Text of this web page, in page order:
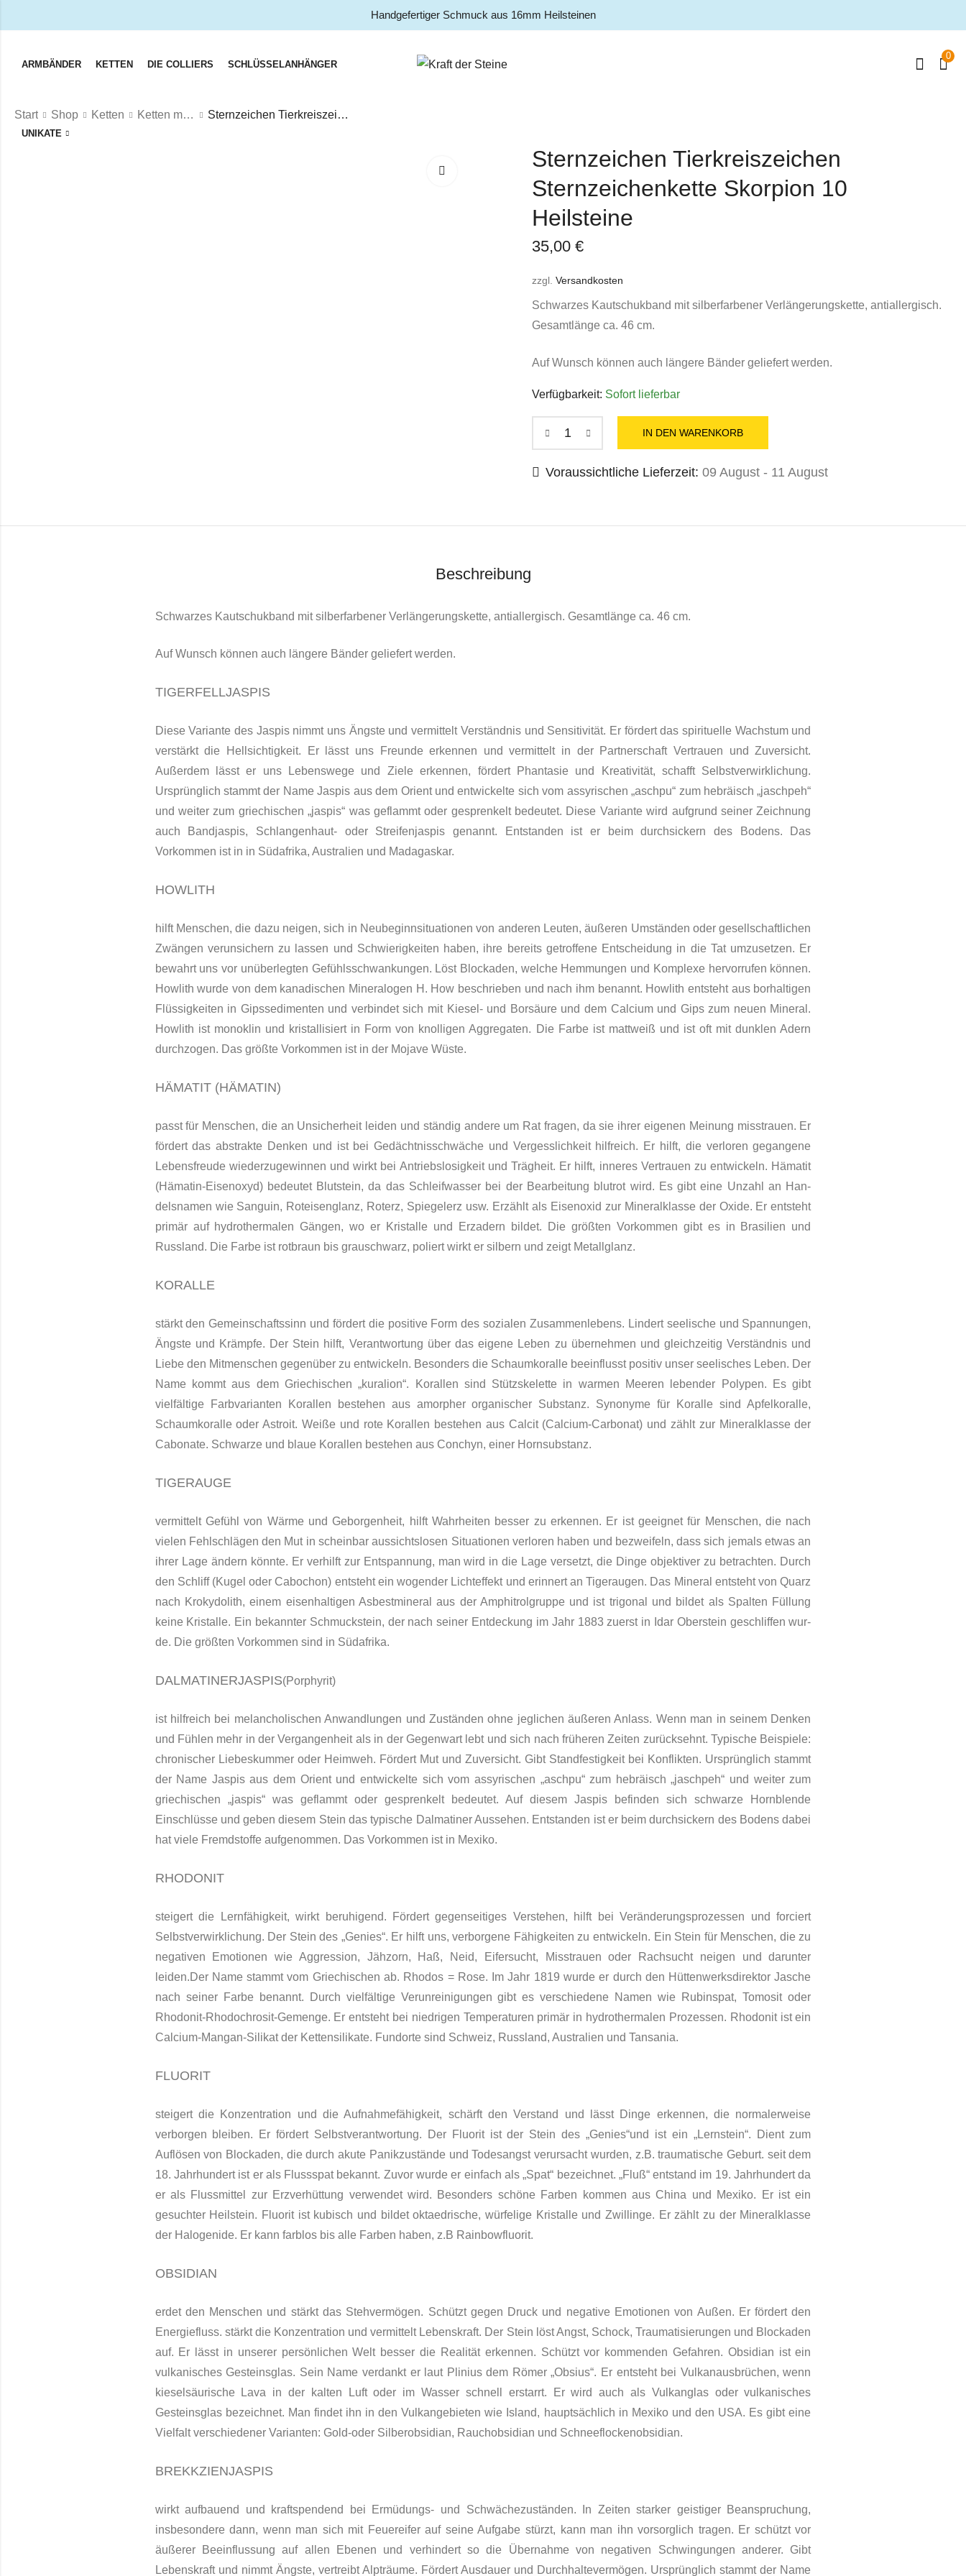
Handgefertiger Schmuck aus 16mm Heilsteinen
ARMBÄNDER KETTEN DIE COLLIERS SCHLÜSSELANHÄNGER
UNIKATE
0
Start Shop Ketten Ketten mit 10 Heilsteinen Sternzeichen Tierkreiszeichen Sternzeichenkette Skorpion 10 Heilsteine
Sternzeichen Tierkreiszeichen
Sternzeichenkette Skorpion 10
Heilsteine
35,00 €
zzgl. Versandkosten
Schwarzes Kautschukband mit silberfarbener Verlängerungskette, antiallergisch.
Gesamtlänge ca. 46 cm.
Auf Wunsch können auch längere Bänder geliefert werden.
Verfügbarkeit: Sofort lieferbar
IN DEN WARENKORB
Voraussichtliche Lieferzeit: 09 August - 11 August
Beschreibung
Schwarzes Kautschukband mit silberfarbener Verlängerungskette, antiallergisch. Gesamtlänge ca. 46 cm.
Auf Wunsch können auch längere Bänder geliefert werden.
TIGERFELLJASPIS
Diese Variante des Jaspis nimmt uns Ängste und vermittelt Verständnis und Sensitivität. Er fördert das spirituelle Wachstum und
verstärkt die Hellsichtigkeit. Er lässt uns Freunde erkennen und vermittelt in der Partnerschaft Vertrauen und Zuversicht.
Außerdem lässt er uns Lebenswege und Ziele erkennen, fördert Phantasie und Kreativität, schafft Selbstverwirklichung.
Ursprünglich stammt der Name Jaspis aus dem Orient und entwickelte sich vom assyrischen „aschpu“ zum hebräisch „jaschpeh“
und weiter zum griechischen „jaspis“ was geflammt oder gesprenkelt be­deutet. Diese Variante wird auf­grund seiner Zeichnung
auch Bandjaspis, Schlangenhaut- oder Strei­fenjaspis ge­nannt. Entstanden ist er beim durchsi­ckern des Bodens. Das
Vorkommen ist in in Süd­afrika, Australien und Madagaskar.
HOWLITH
hilft Menschen, die dazu neigen, sich in Neubeginnsituationen von anderen Leuten, äußeren Umständen oder gesellschaftlichen
Zwängen verunsichern zu lassen und Schwierigkeiten haben, ihre bereits getroffene Entscheidung in die Tat umzusetzen. Er
bewahrt uns vor unüberlegten Gefühlsschwankungen. Löst Blockaden, welche Hemmungen und Komplexe hervorrufen können.
Howlithwurde von dem kanadischen Mineralogen H. How beschrieben und nach ihm benannt. Howlith entsteht aus borhaltigen
Flüssigkeiten in Gipssedimenten und verbindet sich mit Kiesel- und Borsäure und dem Calcium und Gips zum neuen Mineral.
Howlith ist monoklin und kristallisiert in Form von knolligen Ag­gregaten. Die Farbe ist mattweiß und ist oft mit dunklen Adern
durchzogen. Das größte Vorkommen ist in der Mojave Wüste.
HÄMATIT (HÄMATIN)
passt für Menschen, die an Unsicherheit leiden und ständig andere um Rat fragen, da sie ihrer eigenen Meinung misstrauen. Er
fördert das abstrakte Denken und ist bei Gedächtnisschwäche und Vergesslichkeit hilfreich. Er hilft, die verloren gegangene
Lebensfreude wiederzugewinnen und wirkt bei Antriebslosigkeit und Trägheit. Er hilft, inneres Vertrauen zu entwickeln. Hämatit
(Hämatin-Eisenoxyd) bedeutet Blutstein, da das Schleifwasser bei der Bearbeitung blutrot wird. Es gibt eine Unzahl an Han­
delsnamen wie Sanguin, Roteisenglanz, Roterz, Spiegelerz usw. Erzählt als Eisenoxid zur Mine­ralklasse der Oxide. Er entsteht
pri­mär auf hydrothermalen Gängen, wo er Kristalle und Erzadern bildet. Die größ­ten Vorkommen gibt es in Brasilien und
Russland. Die Farbe ist rotbraun bis grauschwarz, poliert wirkt er silbern und zeigt Metallglanz.
KORALLE
stärkt den Gemeinschaftssinn und fördert die positive Form des sozialen Zusammenlebens. Lindert seelische und Spannungen,
Ängste und Krämpfe. Der Stein hilft, Verantwortung über das eigene Leben zu übernehmen und gleichzeitig Verständnis und
Liebe den Mitmenschen gegenüber zu entwickeln. Besonders die Schaumkoralle beeinflusst positiv unser seelisches Leben. Der
Name kommt aus dem Griechischen „kuralion“. Korallen sind Stützskelette in warmen Meeren le­bender Polypen. Es gibt
vielfältige Farbvarianten Korallen bestehen aus amorpher organischer Sub­stanz. Synonyme für Koralle sind Apfelkoralle,
Schaumkoralle oder Astroit. Weiße und rote Korallen bestehen aus Calcit (Calcium-Carbonat) und zählt zur Mineralklasse der
Cabonate. Schwarze und blaue Korallen bestehen aus Conchyn, einer Hornsubstanz.
TIGERAUGE
vermittelt Gefühl von Wärme und Geborgenheit, hilft Wahrheiten besser zu erkennen. Er ist geeignet für Menschen, die nach
vielen Fehlschlägen den Mut in scheinbar aussichtslosen Situationen verloren haben und bezweifeln, dass sich jemals etwas an
ihrer Lage ändern könnte. Er verhilft zur Entspannung, man wird in die Lage versetzt, die Dinge objektiver zu betrachten. Durch
den Schliff (Kugel oder Cabochon) entsteht ein wogender Lichteffekt und erinnert an Tige­raugen. Das Mineral entsteht von Quarz
nach Krokydolith, einem eisenhaltigen Asbestmineral aus der Amphitrol­gruppe und ist trigonal und bildet als Spalten Füllung
keine Kristalle. Ein bekannter Schmuckstein, der nach seiner Entdeckung im Jahr 1883 zuerst in Idar Oberstein geschliffen wur­
de. Die größten Vorkommen sind in Südafrika.
DALMATINERJASPIS(Porphyrit)
ist hilfreich bei melancholischen Anwandlungen und Zuständen ohne jeglichen äußeren Anlass. Wenn man in seinem Denken
und Fühlen mehr in der Vergangenheit als in der Gegenwart lebt und sich nach früheren Zeiten zurücksehnt. Typische Beispiele:
chronischer Liebeskummer oder Heimweh. Fördert Mut und Zuversicht. Gibt Standfestigkeit bei Konflikten. Ursprünglich stammt
der Name Jaspis aus dem Orient und entwickelte sich vom assyrischen „aschpu“ zum hebräisch „jaschpeh“ und weiter zum
griechischen „jaspis“ was geflammt oder gesprenkelt be­deutet. Auf diesem Jaspis befinden sich schwarze Hornblende
Einschlüsse und geben diesem Stein das typische Dalmatiner Aussehen. Entstanden ist er beim durchsi­ckern des Bodens dabei
hat viele Fremdstoffe aufge­nommen. Das Vorkommen ist in Mexiko.
RHODONIT
steigert die Lernfähigkeit, wirkt beruhigend. Fördert gegenseitiges Verstehen, hilft bei Veränderungsprozessen und forciert
Selbstverwirklichung. Der Stein des „Genies“. Er hilft uns, verborgene Fähigkeiten zu entwickeln. Ein Stein für Menschen, die zu
negativen Emotionen wie Aggression, Jähzorn, Haß, Neid, Eifersucht, Misstrauen oder Rachsucht neigen und darunter
leiden.Der Name stammt vom Griechischen ab. Rhodos = Rose. Im Jahr 1819 wurde er durch den Hüttenwerks­direktor Ja­sche
nach seiner Farbe benannt. Durch vielfältige Verunreinigungen gibt es ver­schiedene Na­men wie Rubinspat, To­mosit oder
Rhodonit-Rhodochrosit-Gemenge. Er entsteht bei niedrigen Temperatu­ren primär in hydrothermalen Pro­zessen. Rhodonit ist ein
Calcium-Mangan-Sili­kat der Kettensilikate. Fundorte sind Schweiz, Russland, Australien und Tansania.
FLUORIT
steigert die Konzentration und die Aufnahmefähigkeit, schärft den Verstand und lässt Dinge erkennen, die normalerweise
verborgen bleiben. Er fördert Selbstverantwortung. Der Fluorit ist der Stein des „Genies“und ist ein „Lernstein“. Dient zum
Auflösen von Blockaden, die durch akute Panikzustände und Todesangst verursacht wurden, z.B. traumatische Geburt. seit dem
18. Jahrhundert ist er als Flussspat bekannt. Zuvor wurde er einfach als „Spat“ bezeichnet. „Fluß“ entstand im 19. Jahrhundert da
er als Flussmittel zur Erzverhüttung verwendet wird. Beson­ders schöne Farben kommen aus China und Mexiko. Er ist ein
gesuchter Heilstein. Fluorit ist kubisch und bil­det oktaedrische, würfelige Kristalle und Zwillinge. Er zählt zu der Mineralklasse
der Haloge­nide. Er kann farblos bis alle Farben haben, z.B Rainbowfluorit.
OBSIDIAN
erdet den Menschen und stärkt das Stehvermögen. Schützt gegen Druck und negative Emotionen von Außen. Er fördert den
Energiefluss. stärkt die Konzentration und vermittelt Lebenskraft. Der Stein löst Angst, Schock, Traumatisierungen und Blockaden
auf. Er lässt in unserer persönlichen Welt besser die Realität erkennen. Schützt vor kommenden Gefahren. Obsidian ist ein
vulkanisches Gesteinsglas. Sein Name verdankt er laut Plinius dem Römer „Obsius“. Er ent­steht bei Vulkan­ausbrüchen, wenn
kieselsäurische Lava in der kalten Luft oder im Wasser schnell er­starrt. Er wird auch als Vulkan­glas oder vulkanisches
Gesteinsglas bezeichnet. Man findet ihn in den Vulkangebie­ten wie Island, hauptsächlich in Mexiko und den USA. Es gibt eine
Vielfalt verschiedener Varianten: Gold-oder Silberobsidian, Rauchobsidian und Schneeflockenobsidian.
BREKKZIENJASPIS
wirkt aufbauend und kraftspendend bei Ermüdungs- und Schwächezuständen. In Zeiten starker geistiger Beanspruchung,
insbesondere dann, wenn man sich mit Feuereifer auf seine Aufgabe stürzt, kann man ihn vorsorglich tragen. Er schützt vor
äußerer Beeinflussung auf allen Ebenen und verhindert so die Übernahme von negativen Schwingungen anderer. Gibt
Lebenskraft und nimmt Ängste, vertreibt Alpträume. Fördert Ausdauer und Durchhaltevermögen. Ursprünglich stammt der Name